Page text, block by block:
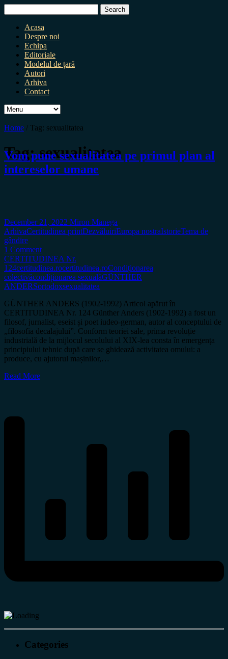
for:
Acasa
Despre noi
Echipa
Editoriale
Modelul de țară
Autori
Arhiva
Contact
Home / Tag: sexualitatea
Tag:sexualitatea
Vom pune sexualitatea pe primul plan al
intereselor umane
December 21, 2022 Miron Manega
ArhivaCertitudinea printDezvăluiriEuropa nostraIstorieTema de
gândire
1 Comment
CERTITUDINEA Nr.
124certitudinea.rocertitudinea.roCondiționarea
colectivăcondiționarea sexualăGÜNTHER
ANDERSortodoxsexualitatea
GÜNTHER ANDERS (1902-1992) Articol apărut în
CERTITUDINEA Nr. 124 Günther Anders (1902-1992) a fost un
filosof, jurnalist, eseist și poet iudeo-german, autor al conceptului de
„filosofia decalajului”. Conform teoriei sale, prima revoluție
industrială de la mijlocul secolului al XIX-lea consta în emergența
principiului tehnic după care se ghidează activitatea omului: a
produce, cu ajutorul mașinilor,…
Read More
Categories